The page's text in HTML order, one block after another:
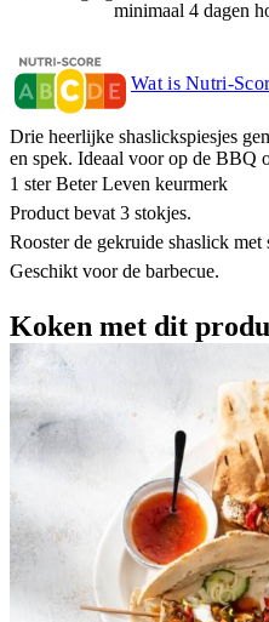
minimaal 4 dagen
Wat is Nutri-
Drie heerlijke shaslickspiesjes
en spek. Ideaal voor op de BBQ
1 ster Beter Leven keurmerk
Product bevat 3 stokjes.
Rooster de gekruide shaslick
Geschikt voor de barbecue.
Koken met dit